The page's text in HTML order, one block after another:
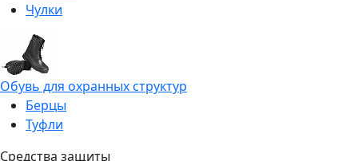
Чулки
Обувь для охранных структур
Берцы
Туфли
Средства защиты